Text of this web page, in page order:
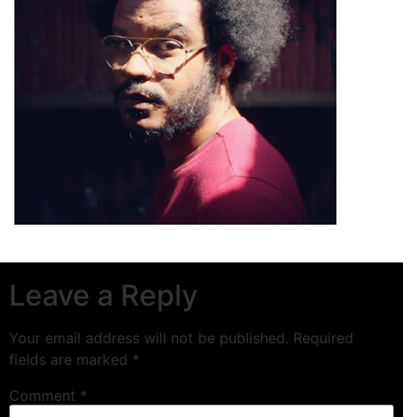
Leave a Reply
Your email address will not be published. Required
fields are marked *
Comment *